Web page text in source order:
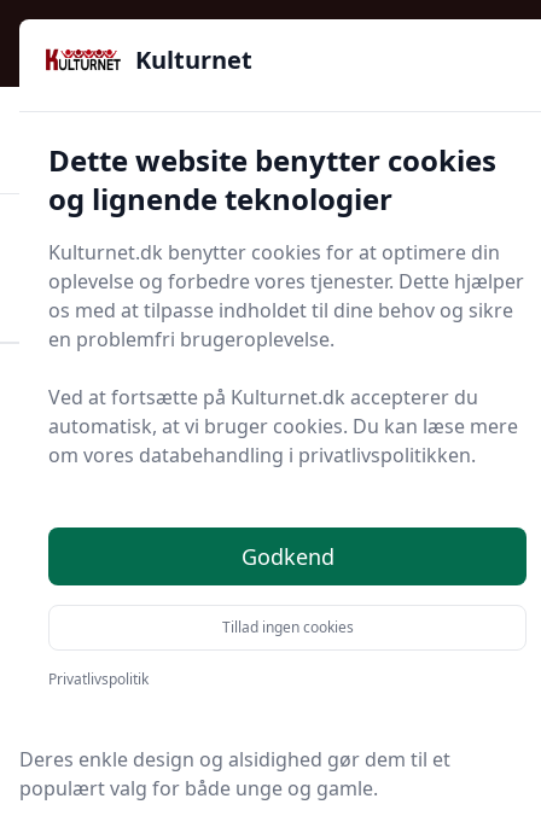
Kulturnet - Alt Det Gode I Livet | Din Kulturguide Siden
2016
97 kategorier 👍Kun godkendte butikker
Start søgning
Start søgning
Forside Bolig og indretning
Terrasse og have
Liggestol
Liggestole - 950 på lager
Velkommen til den ultimative guide om
den perfekte partner for en afslappende dag i haven,
på stranden eller ved poolen.
Liggestole, også kendt som
Deres enkle design og alsidighed gør dem til et
populært valg for både unge og gamle.
Kulturnet
Dette website benytter cookies
og lignende teknologier
Kulturnet.dk benytter cookies for at optimere din
oplevelse og forbedre vores tjenester. Dette hjælper
os med at tilpasse indholdet til dine behov og sikre
en problemfri brugeroplevelse.
Ved at fortsætte på Kulturnet.dk accepterer du
automatisk, at vi bruger cookies. Du kan læse mere
om vores databehandling i privatlivspolitikken.
Godkend
Tillad ingen cookies
Privatlivspolitik